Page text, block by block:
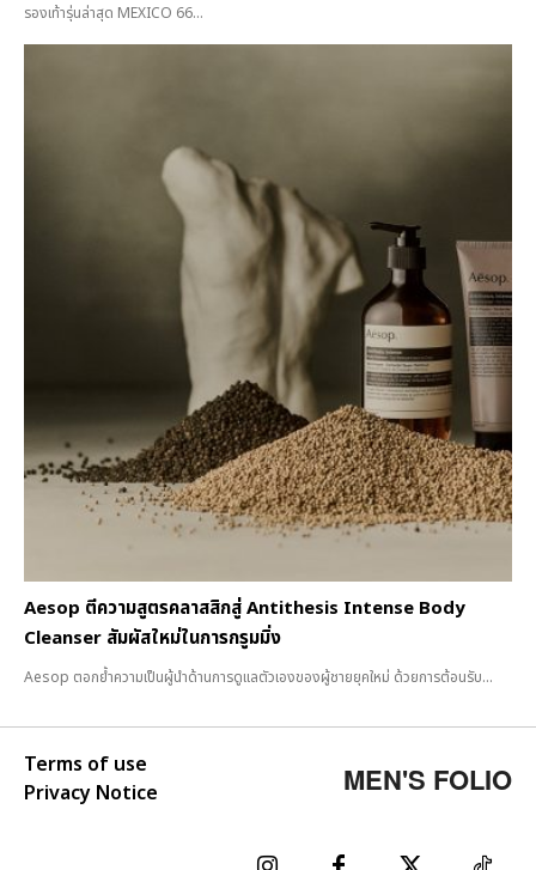
รองเท้ารุ่นล่าสุด MEXICO 66...
Aesop ตีความสูตรคลาสสิกสู่ Antithesis Intense Body
Cleanser สัมผัสใหม่ในการกรูมมิ่ง
Aesop ตอกย้ำความเป็นผู้นำด้านการดูแลตัวเองของผู้ชายยุคใหม่ ด้วยการต้อนรับ...
Terms of use
Privacy Notice
MEN'S FOLIO